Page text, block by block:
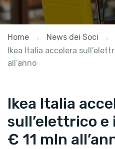
Home
News dei Soci
Ikea Italia accelera
all’anno
Ikea Italia
sull’elettrico
€ 11 mln